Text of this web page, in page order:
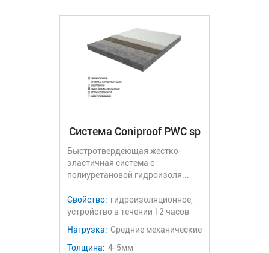
Система Coniproof PWC sp
Быстротвердеющая жестко-
эластичная система с
полиуретановой гидроизоля...
Свойство: гидроизоляционное,
устройство в течении 12 часов
Нагрузка: Средние механические
Толщина: 4-5мм